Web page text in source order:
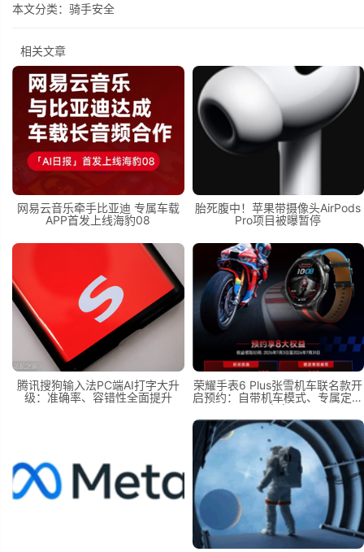
本文分类： 骑手安全
相关文章
网易云音乐牵手比亚迪 专属车载
APP首发上线海豹08
胎死腹中！苹果带摄像头AirPods
Pro项目被曝暂停
腾讯搜狗输入法PC端AI打字大升
级：准确率、容错性全面提升
荣耀手表6 Plus张雪机车联名款开
启预约：自带机车模式、专属定制
表盘